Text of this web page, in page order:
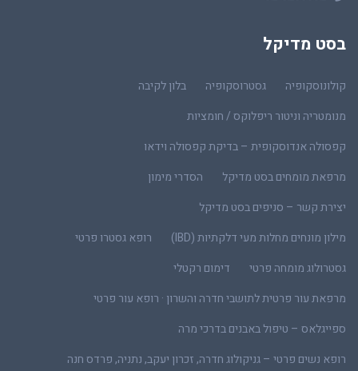
בסט מדיקל
קולונוסקופיה גסטרוסקופיה
בלון לקיבה
מנומטריה וניטור ריפלוקס / חומציות
קפסולה אנדוסקופית – בדיקת קפסולה וידאו
מרפאת מומחים בסט מדיקל
הסדרי מימון
יצירת קשר – סניפים בסט מדיקל
מילון מונחים מחלות מעי דלקתיות (IBD)
רופא גסטרו פרטי
גסטרולוג מומחה פרטי
דימום רקטלי
מרפאת עור פרטית לתושבי חדרה והשרון · רופא עור פרטי
ספייגלאס – טיפול באבנים בדרכי מרה
רופא נשים פרטי – גניקולוג חדרה, זכרון יעקב, נתניה, פרדס חנה